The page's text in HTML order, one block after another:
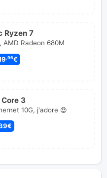
Ryzen 7
AMD Radeon 680M
,96€
3
10G, j'adore 😍